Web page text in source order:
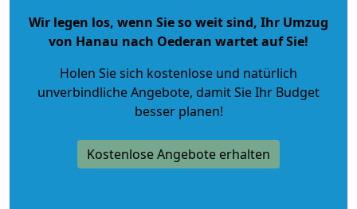
Wir legen los, wenn Sie so weit sind, Ihr Umzug
von Hanau nach Oederan wartet auf Sie!
Holen Sie sich kostenlose und natürlich
unverbindliche Angebote, damit Sie Ihr Budget
besser planen!
Kostenlose Angebote erhalten